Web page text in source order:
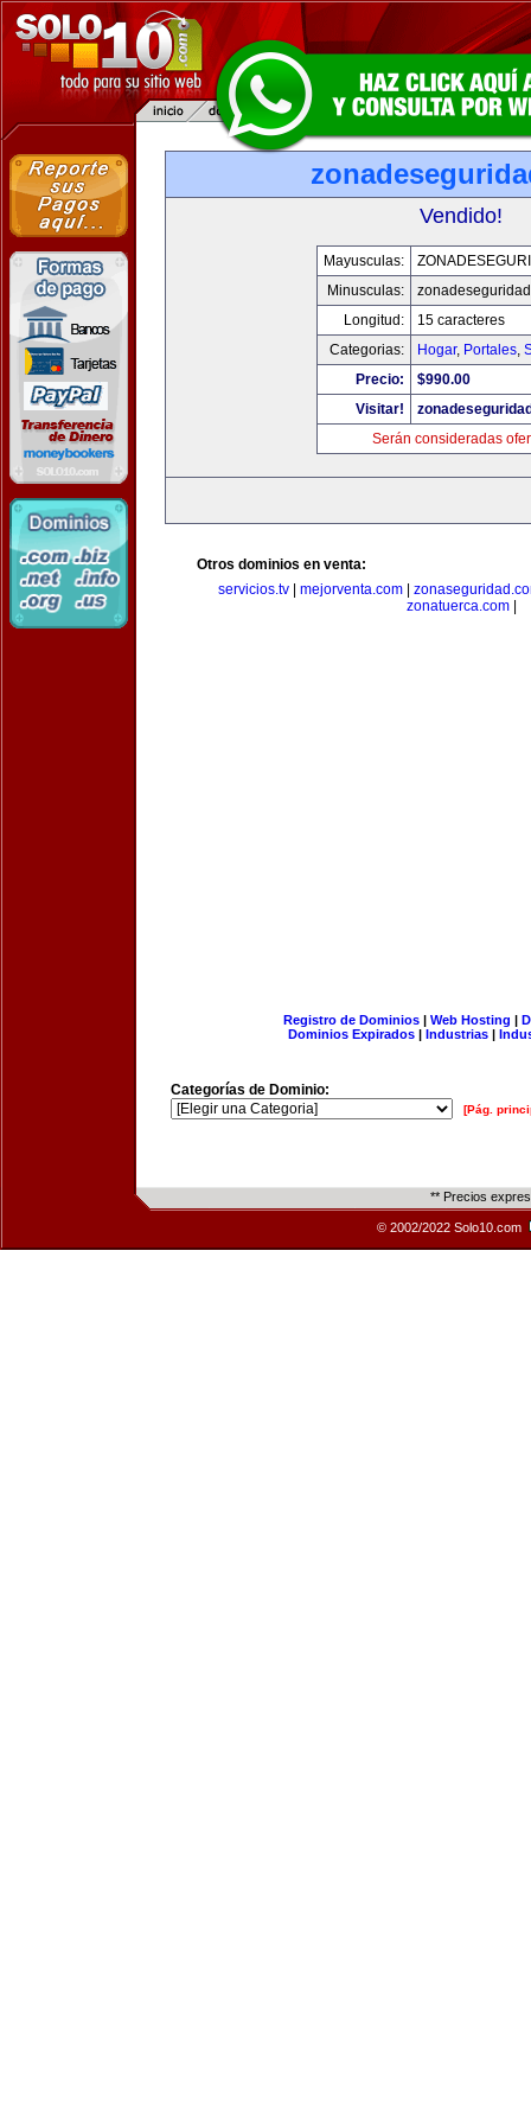
Vendido!
Mayusculas:
Minusculas:
Longitud:
15 caracteres
Categorias:
Hogar, Portales,
Precio:
$990.00
Visitar!
Serán consideradas
Otros dominios en venta:
servicios.tv| mejorventa.com|
zonatuerca.com|
Registro de Dominios| Web Hosting |
Dominios Expirados | Industrias |
Categorías de Dominio:
[Pág.
** Precios
© 2002/2022 Solo10.com